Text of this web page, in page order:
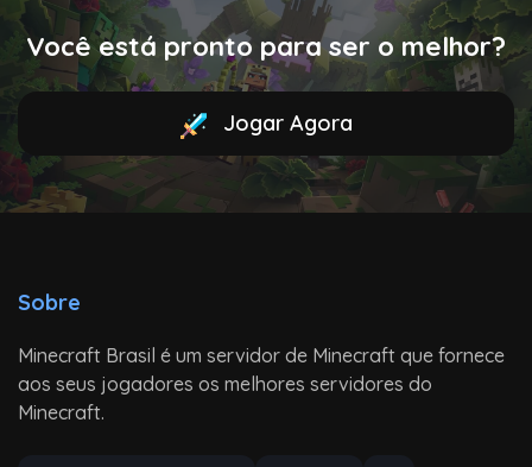
Você está pronto para ser o melhor?
Jogar Agora
Sobre
Minecraft Brasil é um servidor de Minecraft que fornece
aos seus jogadores os melhores servidores do
Minecraft.